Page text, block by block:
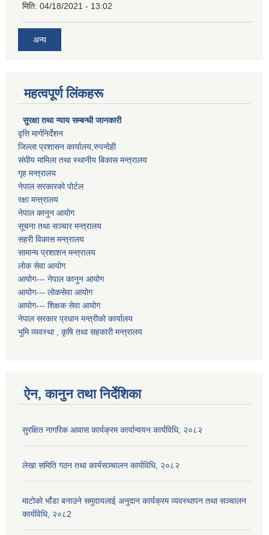
मिति: 04/18/2021 - 13:02
अन्य
महत्वपूर्ण लिंकहरू
सुरक्षा तथा न्याय सम्बन्धी जानकारी
वृत्ति मार्गनिर्देशन
जिल्ला प्रशासन कार्यालय,रुपन्देही
संघीय मामिला तथा स्थानीय बिकास मन्त्रालय
गृह मन्त्रालय
नेपाल सरकारको पोर्टल
रक्षा मन्त्रालय
नेपाल कानुन आयोग
सूचना तथा सञ्चार मन्त्रालय
सहरी विकास मन्त्रालय
सामान्य प्रशाशन मन्त्रालय
लोक सेवा आयोग
आयोग--- नेपाल कानुन आयोग
आयोग--- लोकसेवा आयोग
आयोग--- शिक्षक सेवा आयोग
नेपाल सरकार प्रधान मन्त्रीको कार्यालय
भुमि व्यवस्था , कृषि तथा सहकारी मन्त्रालय
ऐन, कानुन तथा निर्देशिका
सुरक्षित नागरिक आवास कार्यक्रम कार्यान्वयन कार्यविधि, २०८२
लेखा समिति गठन तथा कार्यसञ्चालन कार्यविधि, २०८२
माटोको भाँडा बनाउने समुदायलाई अनुदान कार्यक्रम व्यवस्थापन तथा सञ्चालन
कार्यविधि, २०८2